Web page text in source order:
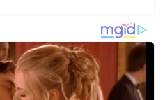
y
Li
n